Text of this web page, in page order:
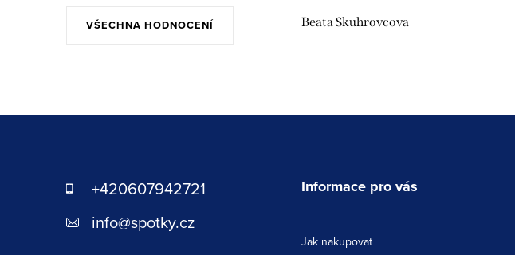
VŠECHNA HODNOCENÍ Beata Skuhrovcova
+420607942721
info@spotky.cz
Informace pro vás
Jak nakupovat